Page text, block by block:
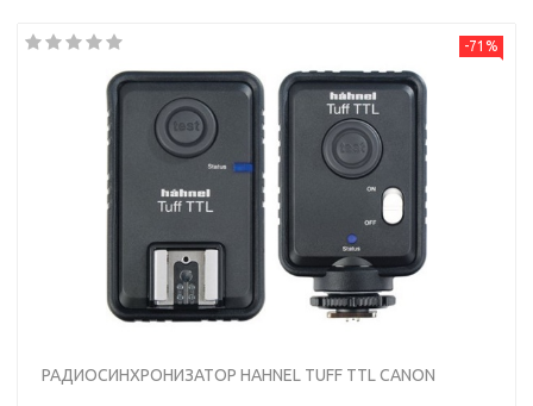
-71%
РАДИОСИНХРОНИЗАТОР HAHNEL TUFF TTL CANON